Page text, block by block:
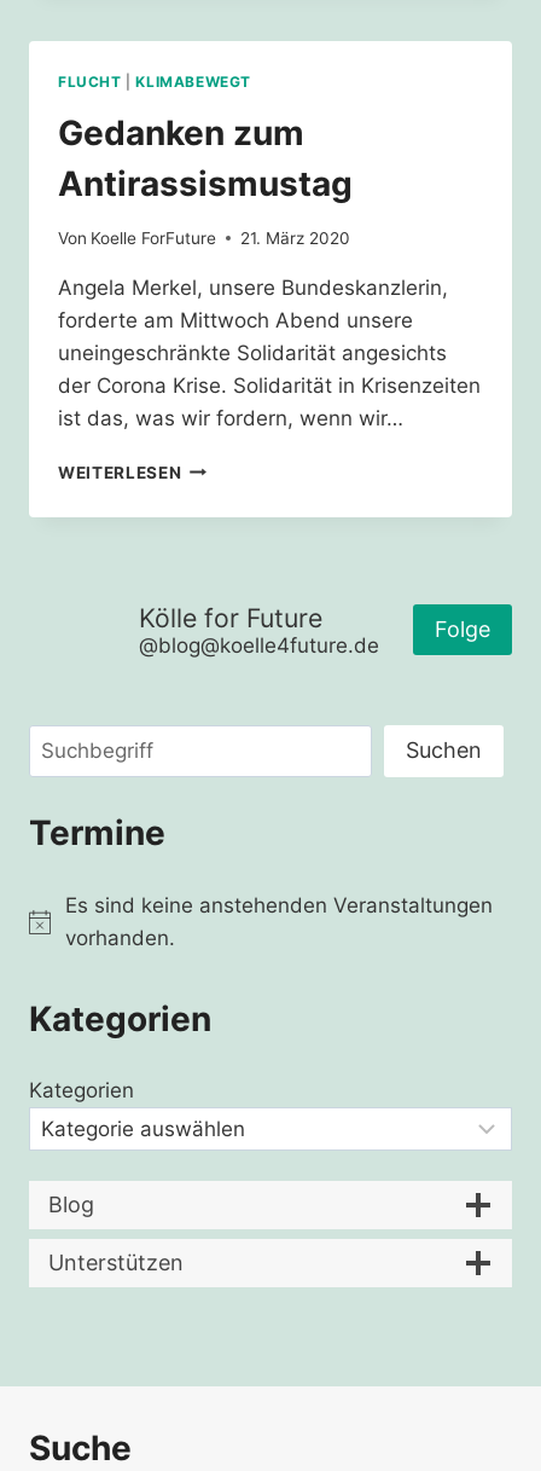
FLUCHT |KLIMABEWEGT
Gedanken zum
Antirassismustag
Von Koelle ForFuture 21. März 2020
Angela Merkel, unsere Bundeskanzlerin,
forderte am Mittwoch Abend unsere
uneingeschränkte Solidarität angesichts
der Corona Krise. Solidarität in Krisenzeiten
ist das, was wir fordern, wenn wir…
WEITERLESEN GEDANKEN
ANTIRASSISMUSTAG
Kölle for Future
@blog@koelle4future.de
Folge
Suchen Suchen
Termine
Hinweis
Es sind keine anstehenden Veranstaltungen
vorhanden.
Kategorien
Kategorien
Blog
Unterstützen
Suche